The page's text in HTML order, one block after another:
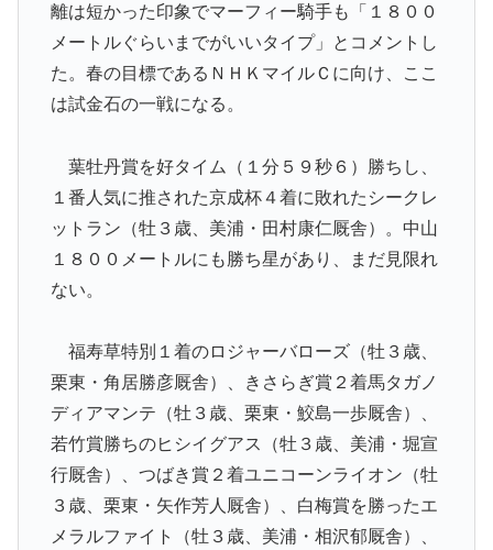
離は短かった印象でマーフィー騎手も「１８００
メートルぐらいまでがいいタイプ」とコメントし
た。春の目標であるＮＨＫマイルＣに向け、ここ
は試金石の一戦になる。
葉牡丹賞を好タイム（１分５９秒６）勝ちし、
１番人気に推された京成杯４着に敗れたシークレ
ットラン（牡３歳、美浦・田村康仁厩舎）。中山
１８００メートルにも勝ち星があり、まだ見限れ
ない。
福寿草特別１着のロジャーバローズ（牡３歳、
栗東・角居勝彦厩舎）、きさらぎ賞２着馬タガノ
ディアマンテ（牡３歳、栗東・鮫島一歩厩舎）、
若竹賞勝ちのヒシイグアス（牡３歳、美浦・堀宣
行厩舎）、つばき賞２着ユニコーンライオン（牡
３歳、栗東・矢作芳人厩舎）、白梅賞を勝ったエ
メラルファイト（牡３歳、美浦・相沢郁厩舎）、